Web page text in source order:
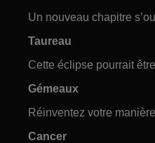
Un nouveau chapitre
Taureau
Cette éclipse pourrait
Gémeaux
Réinventez votre
Cancer